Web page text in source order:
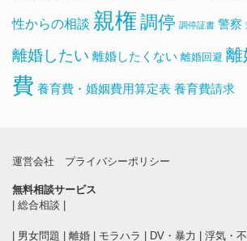
性からの相談 親権 調停 調停証書 警察
離婚したい 離婚したくない 離婚回避 離
費 養育費・婚姻費用算定表 養育費請求
運営会社 プライバシーポリシー
無料相談サービス
総合相談
男女問題 離婚 モラハラ DV・暴力 浮気・